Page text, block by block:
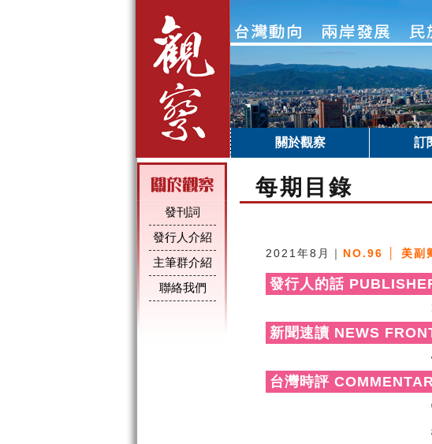
關於觀察 訂
發刊詞
發行人介紹
主筆群介紹
聯絡我們
每期目錄
2021年8月｜ NO.96 │ 美副
發行人的話
新聞速讀 NEWS
台灣時評